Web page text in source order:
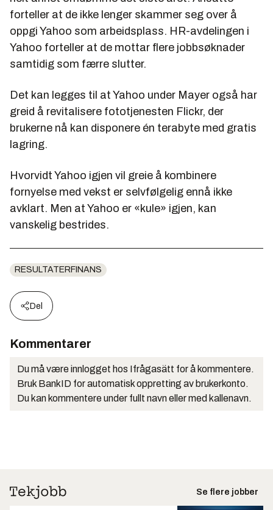
forteller at de ikke lenger skammer seg over å
oppgi Yahoo som arbeidsplass. HR-avdelingen i
Yahoo forteller at de mottar flere jobbsøknader
samtidig som færre slutter.
Det kan legges til at Yahoo under Mayer også har
greid å revitalisere fototjenesten Flickr, der
brukerne nå kan disponere én terabyte med gratis
lagring.
Hvorvidt Yahoo igjen vil greie å kombinere
fornyelse med vekst er selvfølgelig ennå ikke
avklart. Men at Yahoo er «kule» igjen, kan
vanskelig bestrides.
RESULTATERFINANS
Del
Kommentarer
Du må være innlogget hos Ifrågasätt for å kommentere.
Bruk BankID for automatisk oppretting av brukerkonto.
Du kan kommentere under fullt navn eller med kallenavn.
Se flere jobber